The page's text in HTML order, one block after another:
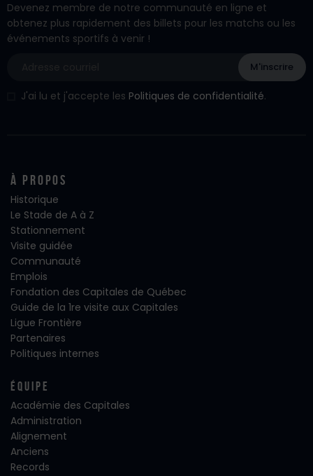
Devenez membre de notre communauté en ligne et
obtenez plus rapidement des billets pour les matchs ou les
événements sportifs à venir !
J'ai lu et j'accepte les Politiques de confidentialité.
À propos
Historique
Le Stade de A à Z
Stationnement
Visite guidée
Communauté
Emplois
Fondation des Capitales de Québec
Guide de la 1re visite aux Capitales
Ligue Frontière
Partenaires
Politiques internes
Équipe
Académie des Capitales
Administration
Alignement
Anciens
Records